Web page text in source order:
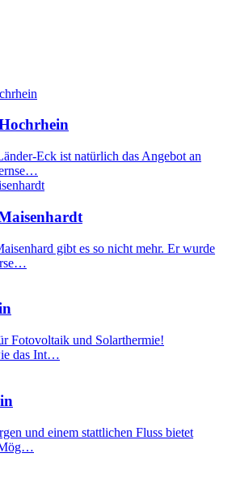
Eck ist natürlich das Angebot an
gibt es so nicht mehr. Er wurde
Fotovoltaik und Solarthermie!
das Int…
und einem stattlichen Fluss bietet